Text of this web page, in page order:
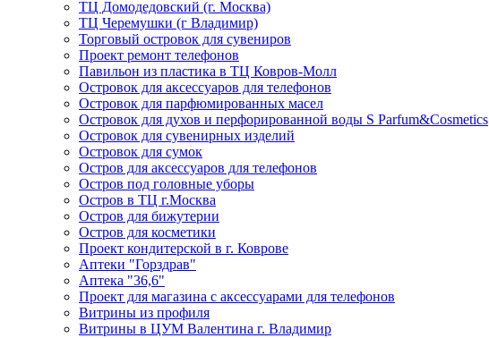
ТЦ Домодедовский (г. Москва)
ТЦ Черемушки (г Владимир)
Торговый островок для сувениров
Проект ремонт телефонов
Павильон из пластика в ТЦ Ковров-Молл
Островок для аксессуаров для телефонов
Островок для парфюмированных масел
Островок для духов и перфорированной воды S Parfum&Cosmetics
Островок для сувенирных изделий
Островок для сумок
Остров для аксессуаров для телефонов
Остров под головные уборы
Остров в ТЦ г.Москва
Остров для бижутерии
Остров для косметики
Проект кондитерской в г. Коврове
Аптеки "Горздрав"
Аптека "36,6"
Проект для магазина с аксессуарами для телефонов
Витрины из профиля
Витрины в ЦУМ Валентина г. Владимир